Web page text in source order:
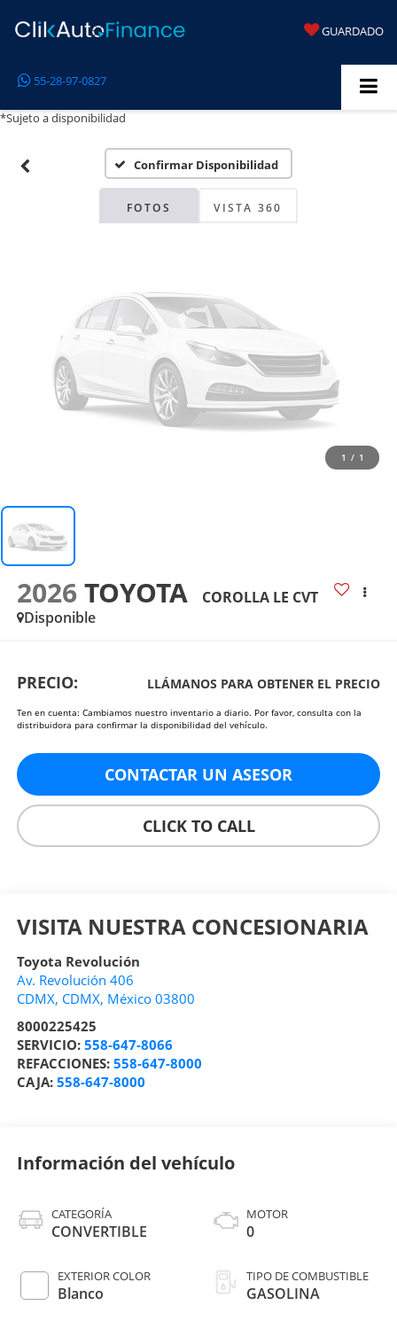
GUARDADO
55-28-97-0827
*Sujeto a disponibilidad
Confirmar Disponibilidad
FOTOS VISTA 360
Disponibles
Por favor, revise luego
1 / 1
2026 TOYOTA
COROLLA LE CVT
Disponible
PRECIO: LLÁMANOS PARA OBTENER EL PRECIO
Ten en cuenta: Cambiamos nuestro inventario a diario. Por favor, consulta con la
distribuidora para confirmar la disponibilidad del vehículo.
CONTACTAR UN ASESOR
CLICK TO CALL
VISITA NUESTRA CONCESIONARIA
Toyota Revolución
Av. Revolución 406
CDMX, CDMX, México 03800
8000225425
SERVICIO: 558-647-8066
REFACCIONES: 558-647-8000
CAJA: 558-647-8000
Información del vehículo
CATEGORÍA
CONVERTIBLE
EXTERIOR COLOR
Blanco
MOTOR
0
TIPO DE COMBUSTIBLE
GASOLINA